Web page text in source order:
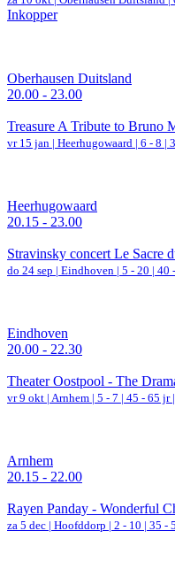
Inkopper
Oberhausen Duitsland
20.00 - 23.00
Treasure A Tribute to Bruno
vr 15 jan | Heerhugowaard | 6 - 8 |
Heerhugowaard
20.15 - 23.00
Stravinsky concert Le Sacre
do 24 sep | Eindhoven | 5 - 20 | 40
Eindhoven
20.00 - 22.30
Theater Oostpool - The
vr 9 okt | Arnhem | 5 - 7 | 45 - 65 jr |
Arnhem
20.15 - 22.00
Rayen Panday - Wonderful
za 5 dec | Hoofddorp | 2 - 10 | 35 -